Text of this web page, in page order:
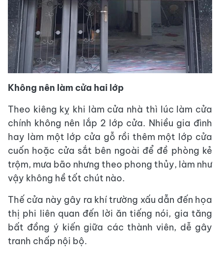
Không nên làm cửa hai lớp
Theo kiêng kỵ khi làm cửa nhà thì lúc làm cửa
chính không nên lắp 2 lớp cửa. Nhiều gia đình
hay làm một lớp cửa gỗ rồi thêm một lớp cửa
cuốn hoặc cửa sắt bên ngoài để đề phòng kẻ
trộm, mưa bão nhưng theo phong thủy, làm như
vậy không hề tốt chút nào.
Thế cửa này gây ra khí trường xấu dẫn đến họa
thị phi liên quan đến lời ăn tiếng nói, gia tăng
bất đồng ý kiến giữa các thành viên, dễ gây
tranh chấp nội bộ.